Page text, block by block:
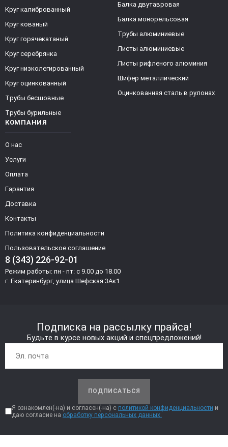
КОМПАНИЯ
О нас
Услуги
Оплата
Гарантия
Доставка
Контакты
Политика конфиденциальности
Пользовательское соглашение
8 (343) 226-92-01
Режим работы: пн - пт: с 9.00 до 18.00
г. Екатеринбург, улица Шефская 3Ак1
Круг калиброванный
Круг кованый
Круг горячекатаный
Круг серебрянка
Круг низколегированный
Круг оцинкованный
Трубы бесшовные
Трубы бурильные
Балка двутавровая
Балка монорельсовая
Трубы алюминиевые
Листы алюминиевые
Листы рифленого алюминия
Шифер металлический
Оцинкованная сталь в рулонах
Подписка на рассылку прайса!
Будьте в курсе новых акций и спецпредложений!
ПОДПИСАТЬСЯ
Я ознакомлен(-на) и согласен(-на) с политикой конфиденциальности и
даю согласие на обработку персональных данных.